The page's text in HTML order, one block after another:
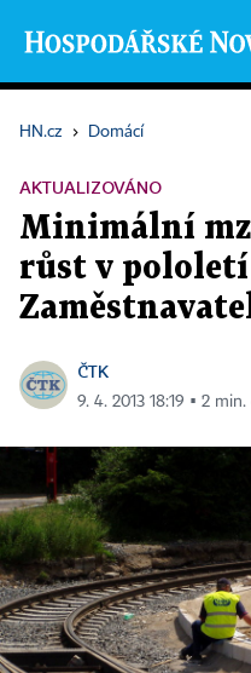
HN.cz › Domácí
AKTUALIZOVÁNO
Minimální
růst v
ČTK
9. 4. 2013 18:19 ▪ 2